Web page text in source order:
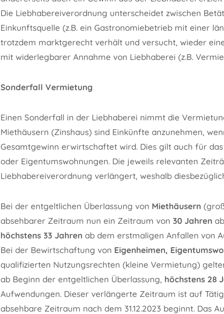
Die Liebhabereiverordnung unterscheidet zwischen
Einkunftsquelle (z.B. ein Gastronomiebetrieb mit einer
trotzdem marktgerecht verhält und versucht, wieder
mit widerlegbarer Annahme von Liebhaberei (z.B.
Sonderfall Vermietung
Einen Sonderfall in der Liebhaberei nimmt die
Miethäusern (Zinshaus) sind Einkünfte anzunehmen,
Gesamtgewinn erwirtschaftet wird. Dies gilt auch für
oder Eigentumswohnungen. Die jeweils relevanten
Liebhabereiverordnung verlängert, weshalb
Bei der entgeltlichen Überlassung von Miethäusern
absehbarer Zeitraum nun ein Zeitraum von 30 Jahren
höchstens 33 Jahren ab dem erstmaligen Anfallen von
Bei der Bewirtschaftung von Eigenheimen,
qualifizierten Nutzungsrechten (kleine Vermietung)
ab Beginn der entgeltlichen Überlassung, höchstens 28
Aufwendungen. Dieser verlängerte Zeitraum ist auf
absehbare Zeitraum nach dem 31.12.2023 beginnt. Das